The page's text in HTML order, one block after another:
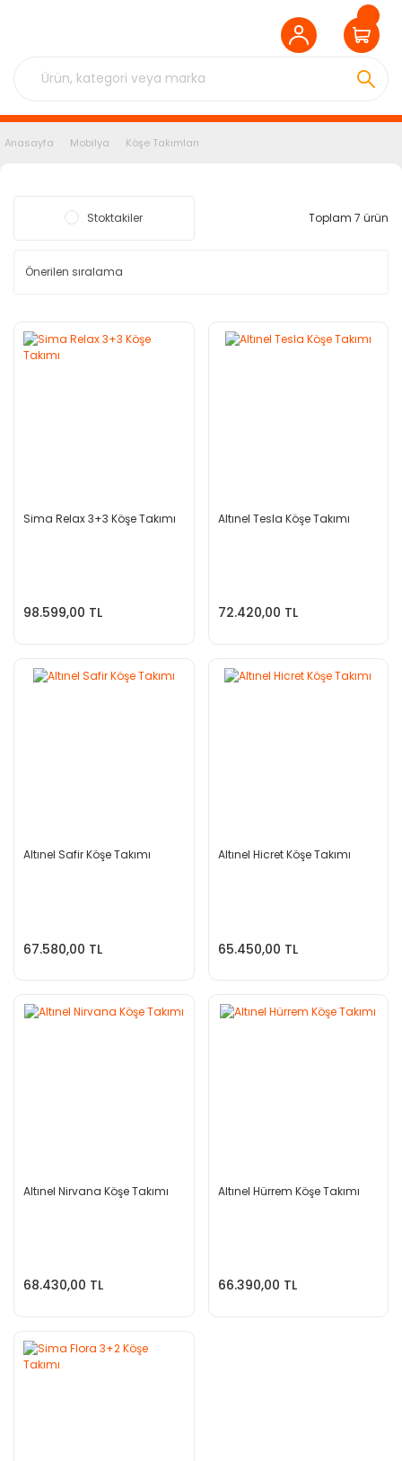
Anasayfa Mobilya Köşe Takımları
Stoktakiler Toplam 7 ürün
Sima Relax 3+3 Köşe Takımı
98.599,00 TL
Altınel Tesla Köşe Takımı
72.420,00 TL
Altınel Safir Köşe Takımı
67.580,00 TL
Altınel Hicret Köşe Takımı
65.450,00 TL
Altınel Nirvana Köşe Takımı
68.430,00 TL
Altınel Hürrem Köşe Takımı
66.390,00 TL